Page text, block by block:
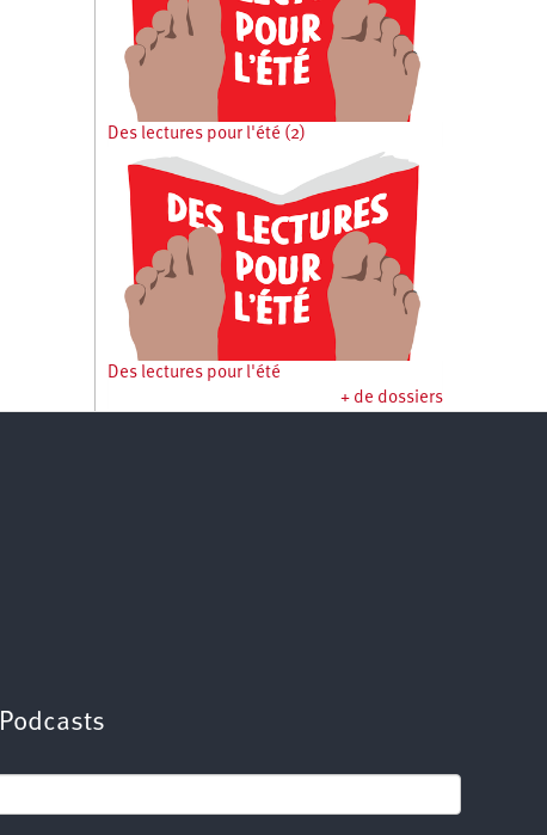
Des lectures pour l'été (2)
Des lectures pour l'été
+ de dossiers
Podcasts